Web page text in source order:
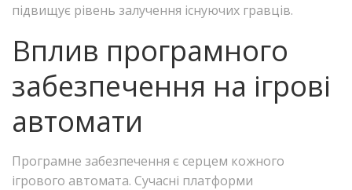
підвищує рівень залучення існуючих гравців.
Вплив програмного
забезпечення на ігрові
автомати
Програмне забезпечення є серцем кожного
ігрового автомата. Сучасні платформи